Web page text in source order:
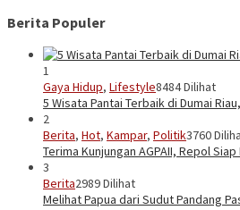
Berita Populer
1
Gaya Hidup, Lifestyle8484 Dilihat
5 Wisata Pantai Terbaik di Dumai
2
Berita, Hot, Kampar, Politik3760
Terima Kunjungan AGPAII, Repol
3
Berita2989 Dilihat
Melihat Papua dari Sudut Pandang